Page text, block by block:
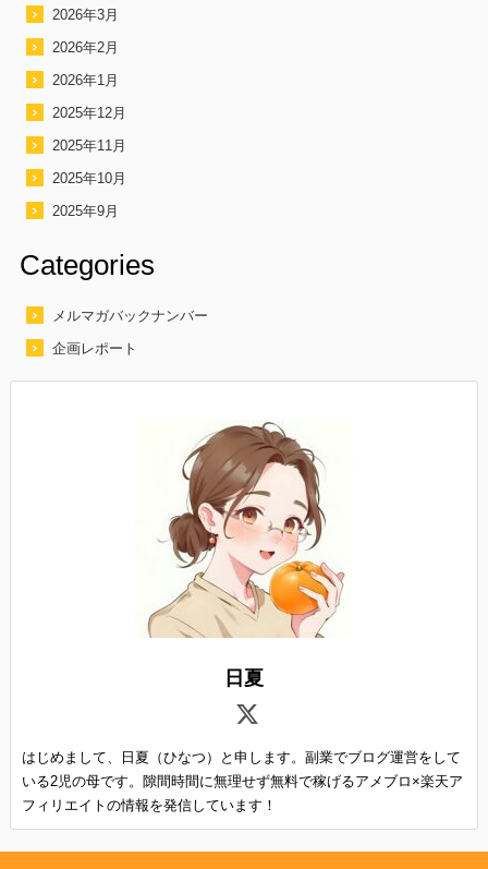
2026年3月
2026年2月
2026年1月
2025年12月
2025年11月
2025年10月
2025年9月
Categories
メルマガバックナンバー
企画レポート
日夏
はじめまして、日夏（ひなつ）と申します。副業でブログ運営をして
いる2児の母です。隙間時間に無理せず無料で稼げるアメブロ×楽天ア
フィリエイトの情報を発信しています！